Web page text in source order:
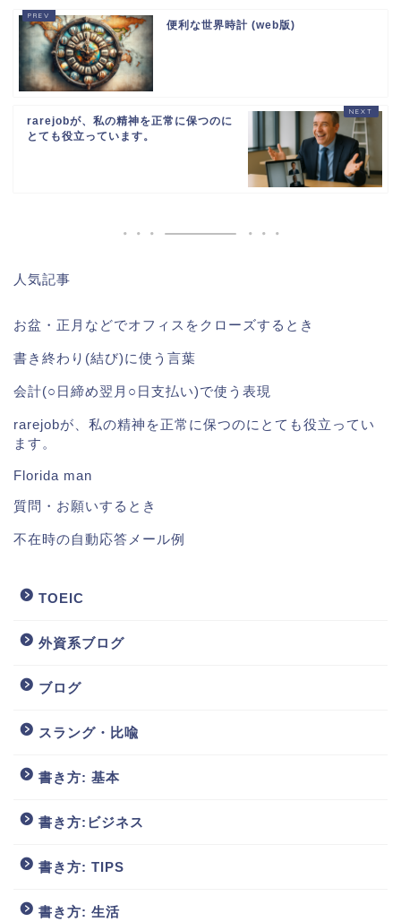
便利な世界時計 (web版)
rarejobが、私の精神を正常に保つのに
とても役立っています。
人気記事
お盆・正月などでオフィスをクローズするとき
書き終わり(結び)に使う言葉
会計(○日締め翌月○日支払い)で使う表現
rarejobが、私の精神を正常に保つのにとても役立ってい
ます。
Florida man
質問・お願いするとき
不在時の自動応答メール例
TOEIC
外資系ブログ
ブログ
スラング・比喩
書き方: 基本
書き方:ビジネス
書き方: TIPS
書き方: 生活